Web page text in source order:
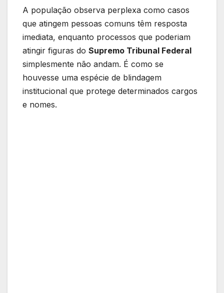
A população observa perplexa como casos
que atingem pessoas comuns têm resposta
imediata, enquanto processos que poderiam
atingir figuras do Supremo Tribunal Federal
simplesmente não andam. É como se
houvesse uma espécie de blindagem
institucional que protege determinados cargos
e nomes.